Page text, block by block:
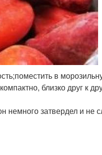
в
близко друг к
затвердел и не